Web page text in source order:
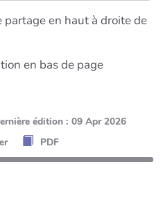
en haut à droite de
en bas de page
édition : 09 Apr 2026
PDF